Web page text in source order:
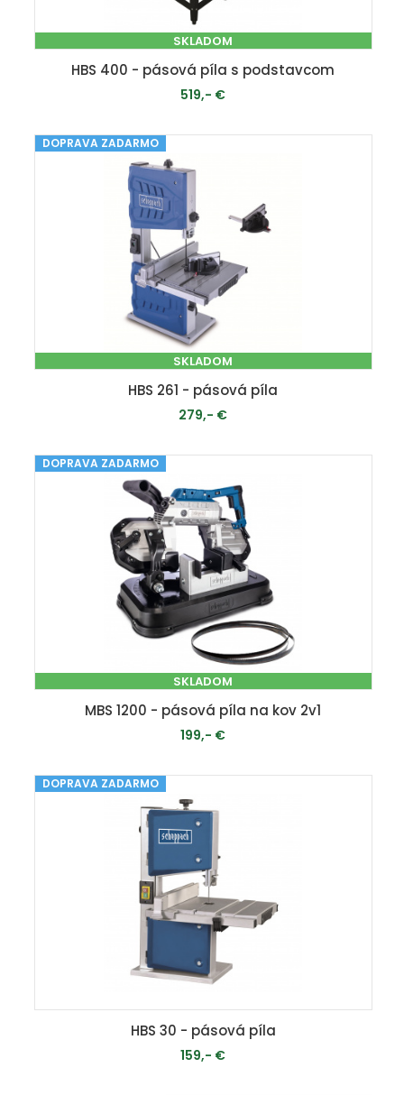
SKLADOM
HBS 400 - pásová píla s podstavcom
519,- €
PRIDAŤ DO KOŠÍKA
DOPRAVA ZADARMO
SKLADOM
HBS 261 - pásová píla
279,- €
PRIDAŤ DO KOŠÍKA
DOPRAVA ZADARMO
SKLADOM
MBS 1200 - pásová píla na kov 2v1
199,- €
PRIDAŤ DO KOŠÍKA
DOPRAVA ZADARMO
HBS 30 - pásová píla
159,- €